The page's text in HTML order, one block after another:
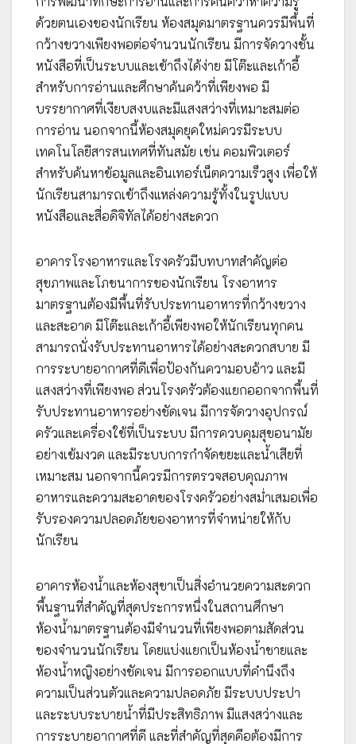
ด้วยตนเองของนักเรียน ห้องสมุดมาตรฐานควรมีพื้นที่
กว้างขวางเพียงพอต่อจำนวนนักเรียน มีการจัดวางชั้น
หนังสือที่เป็นระบบและเข้าถึงได้ง่าย มีโต๊ะและเก้าอี้
สำหรับการอ่านและศึกษาค้นคว้าที่เพียงพอ มี
บรรยากาศที่เงียบสงบและมีแสงสว่างที่เหมาะสมต่อ
การอ่าน นอกจากนี้ห้องสมุดยุคใหม่ควรมีระบบ
เทคโนโลยีสารสนเทศที่ทันสมัย เช่น คอมพิวเตอร์
สำหรับค้นหาข้อมูลและอินเทอร์เน็ตความเร็วสูง เพื่อให้
นักเรียนสามารถเข้าถึงแหล่งความรู้ทั้งในรูปแบบ
หนังสือและสื่อดิจิทัลได้อย่างสะดวก
อาคารโรงอาหารและโรงครัวมีบทบาทสำคัญต่อ
สุขภาพและโภชนาการของนักเรียน โรงอาหาร
มาตรฐานต้องมีพื้นที่รับประทานอาหารที่กว้างขวาง
และสะอาด มีโต๊ะและเก้าอี้เพียงพอให้นักเรียนทุกคน
สามารถนั่งรับประทานอาหารได้อย่างสะดวกสบาย มี
การระบายอากาศที่ดีเพื่อป้องกันความอบอ้าว และมี
แสงสว่างที่เพียงพอ ส่วนโรงครัวต้องแยกออกจากพื้นที่
รับประทานอาหารอย่างชัดเจน มีการจัดวางอุปกรณ์
ครัวและเครื่องใช้ที่เป็นระบบ มีการควบคุมสุขอนามัย
อย่างเข้มงวด และมีระบบการกำจัดขยะและน้ำเสียที่
เหมาะสม นอกจากนี้ควรมีการตรวจสอบคุณภาพ
อาหารและความสะอาดของโรงครัวอย่างสม่ำเสมอเพื่อ
รับรองความปลอดภัยของอาหารที่จำหน่ายให้กับ
นักเรียน
อาคารห้องน้ำและห้องสุขาเป็นสิ่งอำนวยความสะดวก
พื้นฐานที่สำคัญที่สุดประการหนึ่งในสถานศึกษา
ห้องน้ำมาตรฐานต้องมีจำนวนที่เพียงพอตามสัดส่วน
ของจำนวนนักเรียน โดยแบ่งแยกเป็นห้องน้ำชายและ
ห้องน้ำหญิงอย่างชัดเจน มีการออกแบบที่คำนึงถึง
ความเป็นส่วนตัวและความปลอดภัย มีระบบประปา
และระบบระบายน้ำที่มีประสิทธิภาพ มีแสงสว่างและ
การระบายอากาศที่ดี และที่สำคัญที่สุดคือต้องมีการ